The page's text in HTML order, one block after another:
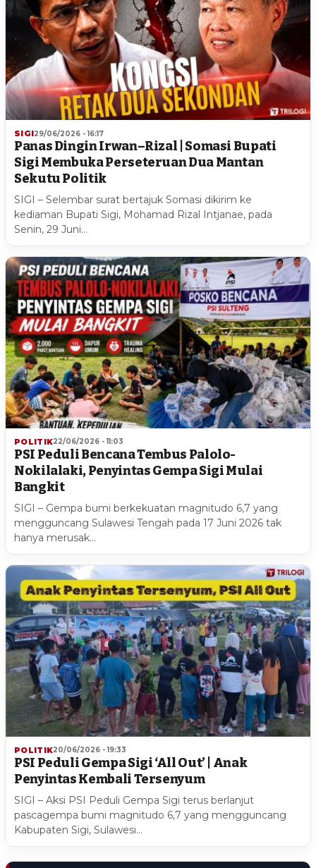
SIGI29/06/2026 - 16:17
Panas Dingin Irwan–Rizal | Somasi Bupati
Sigi Membuka Perseteruan Dua Mantan
Sekutu Politik
SIGI – Selembar surat bertajuk Somasi dikirim ke
kediaman Bupati Sigi, Mohamad Rizal Intjanae, pada
Senin, 29 Juni…
POLITIK22/06/2026 - 11:03
PSI Peduli Bencana Tembus Palolo-
Nokilalaki, Penyintas Gempa Sigi Mulai
Bangkit
SIGI – Gempa bumi berkekuatan magnitudo 6,7 yang
mengguncang Sulawesi Tengah pada 17 Juni 2026 tak
hanya merusak…
POLITIK20/06/2026 - 19:33
PSI Peduli Gempa Sigi ‘All Out’ | Anak
Penyintas Kembali Tersenyum
SIGI – Aksi PSI Peduli Gempa Sigi terus berlanjut
pascagempa bumi magnitudo 6,7 yang mengguncang
Kabupaten Sigi, Sulawesi…